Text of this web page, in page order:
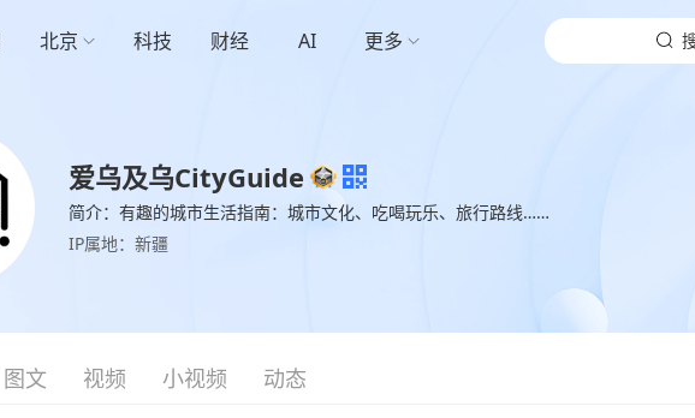
北京 科技 财经 AI 更多
爱乌及乌CityGuide
简介：有趣的城市生活指南：城市文化、吃喝玩乐、旅行路线……
IP属地：新疆
图文 视频 小视频 动态